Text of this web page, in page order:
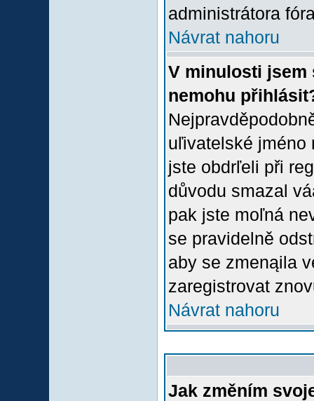
administrátora
Návrat nahoru
V minulosti jsem
nemohu
uľivatelské jméno
jste obdrľeli při
důvodu smazal
pak jste moľná
se pravidelně
aby se zmenąila
zaregistrovat
Návrat nahoru
Jak změním